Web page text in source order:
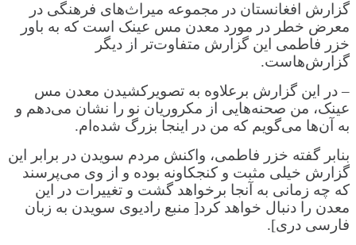
گزارش افغانستان در مجموعه میراث‌های فرهنگی در
معرض خطر در مورد معدن مس عینک است که به باور
خزر فاطمی این گزارش متفاوت‌تر از دیگر
گزارش‌هاست.
– در این گزارش برعلاوه به تصویرکشیدن معدن مس
عینک، من صحنه‌هایی از مکروریان نو را نشان می‌دهم و
به آن‌ها می‌گویم که من در اینجا بزرگ شده‌ام.
بنابر گفته خزر فاطمی، واکنش مردم سویدن در برابر این
گزارش خیلی مثبت و کنجکاونه بوده و از وی می‌پرسند
که چه زمانی به آنجا برخواهد گشت و تغییرات در این
معدن را دنبال خواهد کرد[ منبع رادیوی سویدن به زبان
فارسی دری].